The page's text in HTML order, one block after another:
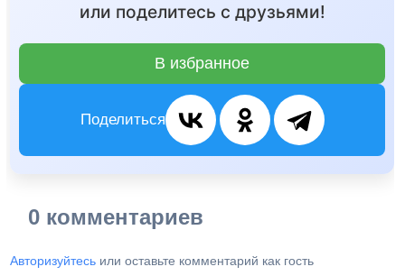
или поделитесь с друзьями!
В избранное
Поделиться
0 комментариев
Авторизуйтесь или оставьте комментарий как гость